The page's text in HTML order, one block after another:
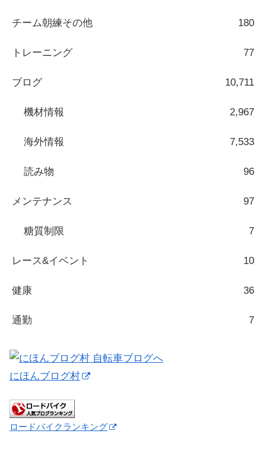
チーム朝練その他 180
トレーニング 77
ブログ 10,711
機材情報 2,967
海外情報 7,533
読み物 96
メンテナンス 97
糖質制限 7
レース&イベント 10
健康 36
通勤 7
にほんブログ村
ロードバイクランキング